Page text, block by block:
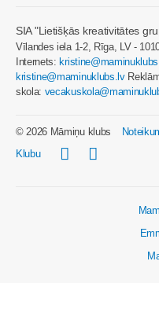
SIA "Lietišķās kreativitātes
Vīlandes iela 1-2, Rīga, LV -
Internets:
kristine@maminuklubs.lv
skola:
© 2026 Māmiņu klubs
Klubu